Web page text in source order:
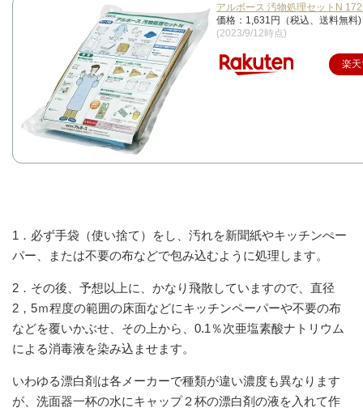
アルボース 汚物処理セットN
価格：1,631円（税込、送料無料)
(2023/9/12時点)
楽
1．必ず手袋（使い捨て）をし、汚れを新聞紙やキッチンぺー
パー、または不要の布などで包み込むように処理します。
2．その後、予想以上に、かなり飛散してい ますので、直径
2，5ｍ程度の範囲の床面などにキッチンペーパーや不要の布
などを覆いかぶせ、その上から、0.1％次亜塩素酸ナトリウム
による消毒液を染み込ませます。
いわゆる漂白剤は各メーカーで種類が違い濃度も異なります
が、洗面器一杯の水にキャップ２杯の漂白剤の液を入れて作